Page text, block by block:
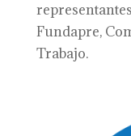
Fundapre,
Trabajo.